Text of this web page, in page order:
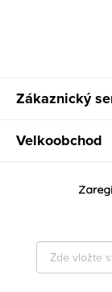
Zákaznický
Velkoobchod